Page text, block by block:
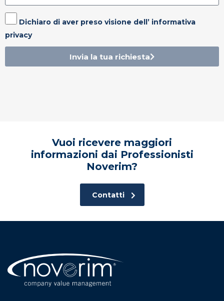
Dichiaro di aver preso visione dell’ informativa
privacy
Invia la tua richiesta
Vuoi ricevere maggiori
informazioni dai Professionisti
Noverim?
Contatti